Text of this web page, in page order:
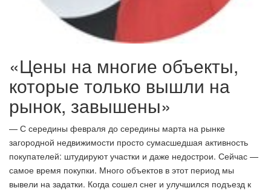
«Цены на многие объекты,
которые только вышли на
рынок, завышены»
— С середины февраля до середины марта на рынке
загородной недвижимости просто сумасшедшая активность
покупателей: штудируют участки и даже недострои. Сейчас —
самое время покупки. Много объектов в этот период мы
вывели на задатки. Когда сошел снег и улучшился подъезд к